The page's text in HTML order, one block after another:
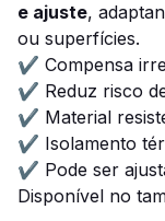
e ajuste,
ou superfícies.
✔ Compensa
✔ Reduz risco
✔ Material
✔ Isolamento
✔ Pode ser
Disponível no